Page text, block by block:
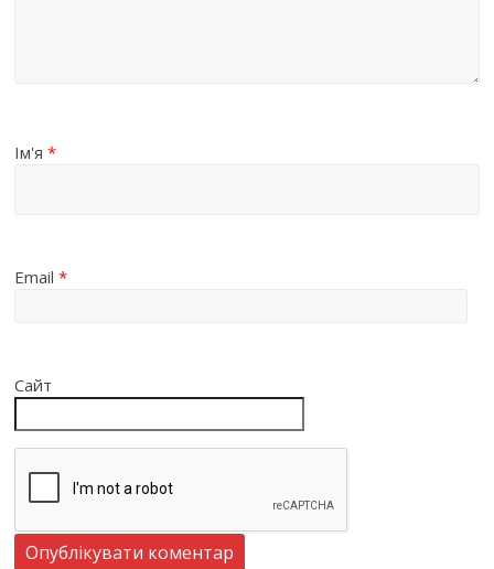
Ім'я*
Email*
Сайт